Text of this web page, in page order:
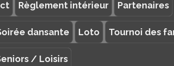
Règlement intérieur Partenaires
dansante Loto Tournoi des
/ Loisirs